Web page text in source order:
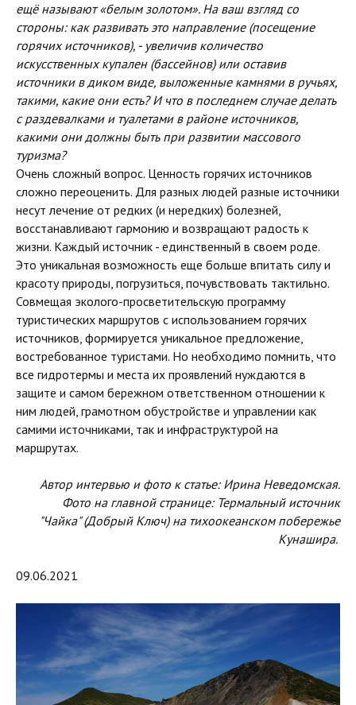
ещё называют «белым золотом». ​На ваш взгляд со
стороны: как развивать это направление (посещение
горячих источников), - увеличив количество
искусственных купален (бассейнов) или оставив
источники в диком виде, выложенные камнями в ручьях,
такими, какие они есть? И что в последнем случае делать
с раздевалками и туалетами в районе источников,
какими они должны быть при развитии массового
туризма?
Очень сложный вопрос. Ценность горячих источников
сложно переоценить. Для разных людей разные источники
несут лечение от редких (и нередких) болезней,
восстанавливают гармонию и возвращают радость к
жизни. Каждый источник - единственный в своем роде.
Это уникальная возможность еще больше впитать силу и
красоту природы, погрузиться, почувствовать тактильно.
Совмещая эколого-просветительскую программу
туристических маршрутов с использованием горячих
источников, формируется уникальное предложение,
востребованное туристами. Но необходимо помнить, что
все гидротермы и места их проявлений нуждаются в
защите и самом бережном ответственном отношении к
ним людей, грамотном обустройстве и управлении как
самими источниками, так и инфраструктурой на
маршрутах.
Автор интервью и фото к статье: Ирина Неведомская.
Фото на главной странице: Термальный источник
"Чайка" (Добрый Ключ) на тихоокеанском побережье
Кунашира.
09.06.2021